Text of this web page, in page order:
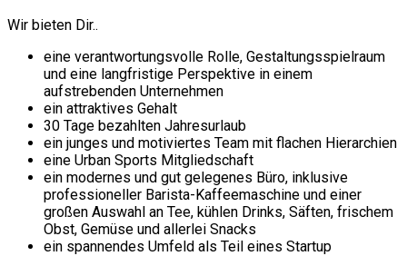
Wir bieten Dir..
eine verantwortungsvolle Rolle, Gestaltungsspielraum
und eine langfristige Perspektive in einem
aufstrebenden Unternehmen
ein attraktives Gehalt
30 Tage bezahlten Jahresurlaub
ein junges und motiviertes Team mit flachen Hierarchien
eine Urban Sports Mitgliedschaft
ein modernes und gut gelegenes Büro, inklusive
professioneller Barista-Kaffeemaschine und einer
großen Auswahl an Tee, kühlen Drinks, Säften, frischem
Obst, Gemüse und allerlei Snacks
ein spannendes Umfeld als Teil eines Startup